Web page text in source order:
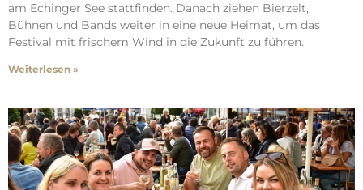
am Echinger See stattfinden. Danach ziehen Bierzelt,
Bühnen und Bands weiter in eine neue Heimat, um das
Festival mit frischem Wind in die Zukunft zu führen.
Weiterlesen »